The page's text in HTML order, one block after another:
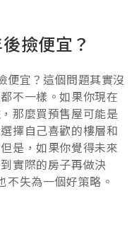
撿便宜？
便宜？這個問題其實沒
不一樣。如果你現在
那麼買預售屋可能是
擇自己喜歡的樓層和
是，如果你覺得未來
實際的房子再做決
不失為一個好策略。